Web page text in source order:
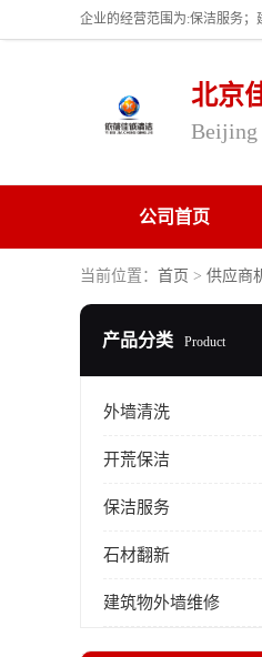
北京
Beijing
公司首页
当前位置： 首页 > 供应商
产品分类 Product
外墙清洗
开荒保洁
保洁服务
石材翻新
建筑物外墙维修